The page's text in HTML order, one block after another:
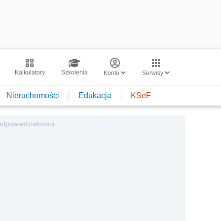
Kalkulatory Szkolenia Konto Serwisy
Nieruchomości Edukacja KSeF